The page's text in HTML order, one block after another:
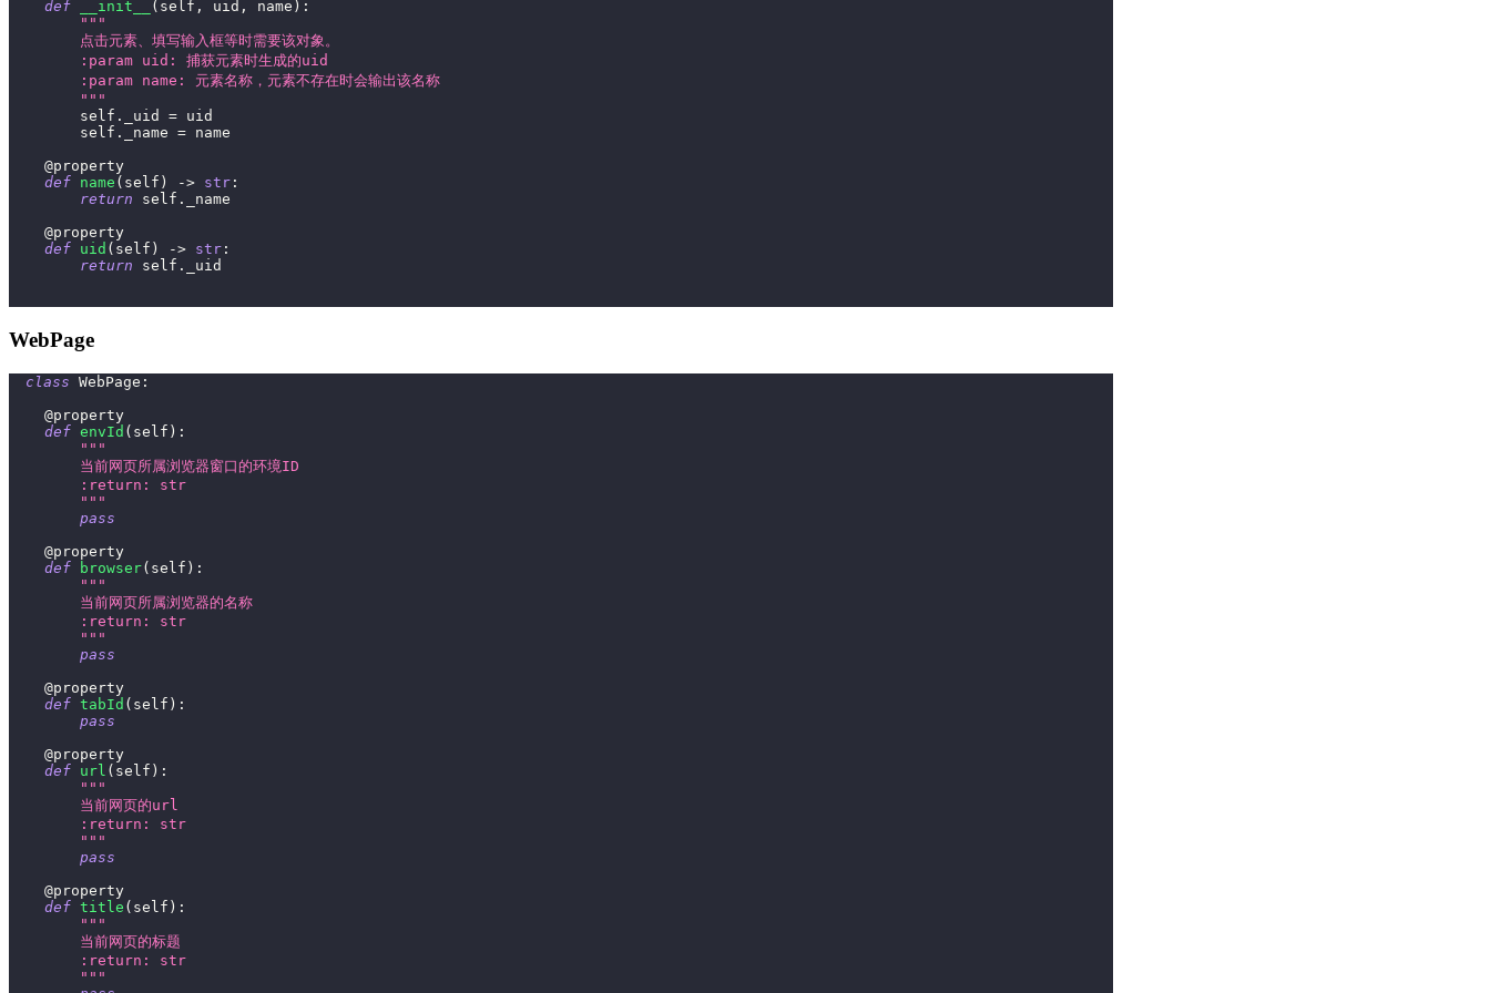
def
__init__ ( self , uid , name ) :
"""
        点击元素、填写输入框等时需要该对象。
        :param uid: 捕获元素时生成的uid
        :param name: 元素名称，元素不存在时会输出该名称
        """
        self
. _uid = uid
        self
. _name = name
@property
def name ( self ) -> str :
return self .
_name
@property
def uid ( self ) -> str :
return self . _uid
WebPage
class WebPage :
@property
def envId ( self ) :
"""
        当前网页所属浏览器窗口的环境ID
        :return: str
        """
pass
@property
def
browser( self ) :
"""
        当前网页所属浏览器的名称
        :return: str
        """
pass
@property
def tabId ( self ) :
pass
@property
def url ( self ) :
"""
        当前网页的url
        :return: str
        """
pass
@property
def title ( self ) :
"""
        当前网页的标题
        :return: str
        """